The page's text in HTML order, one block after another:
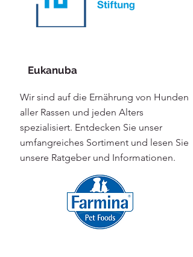
Eukanuba
Wir sind auf die Ernährung von Hunden
aller Rassen und jeden Alters
spezialisiert. Entdecken Sie unser
umfangreiches Sortiment und lesen Sie
unsere Ratgeber und Informationen.